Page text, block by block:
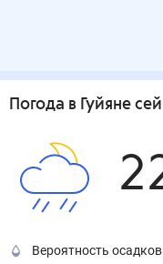
Погода в Гуйяне
Вероятность осадков